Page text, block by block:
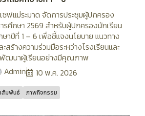
ซฟแม่ระมาด จัดการประชุมผู้ปกครอง
รศึกษา 2569 สำหรับผู้ปกครองนักเรียน
าปีที่ 1 – 6 เพื่อชี้แจงนโยบาย แนวทาง
สร้างความร่วมมือระหว่างโรงเรียนและ
ฒนาผู้เรียนอย่างมีคุณภาพ
Admin
10 พ.ค. 2026
สัมพันธ์ ภาพกิจกรรม